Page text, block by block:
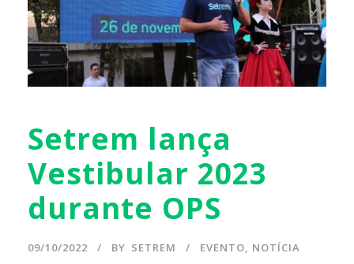
Setrem lança
Vestibular 2023
durante OPS
09/10/2022 BY SETREM EVENTO, NOTÍCIA